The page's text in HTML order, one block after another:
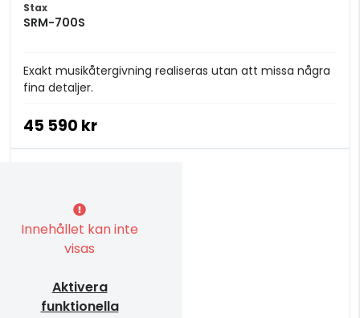
Stax
SRM-700S
Exakt musikåtergivning realiseras utan att missa några
fina detaljer.
45 590 kr
Innehållet kan inte
visas
Aktivera
funktionella